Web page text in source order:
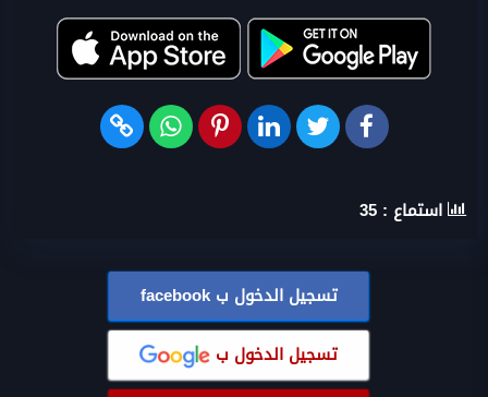
استماع : 35
تسجيل الدخول بfacebook
تسجيل الدخول ب